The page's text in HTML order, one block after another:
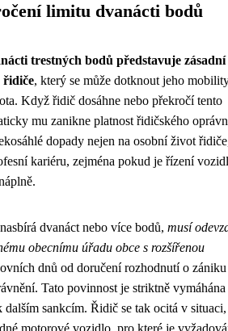
limitu dvanácti bodů
trestných bodů představuje zásadní
řidiče, který se může dotknout jeho
Když řidič dosáhne nebo překročí tento
mu zanikne platnost řidičského
dopady nejen na osobní život
kariéru, zejména pokud je řízení
dvanáct nebo více bodů, musí
obecnímu úřadu obce s rozšířenou
dnů od doručení rozhodnutí o zániku
Tato povinnost je striktně
dalším sankcím. Řidič se tak ocitá v
motorové vozidlo, pro které je